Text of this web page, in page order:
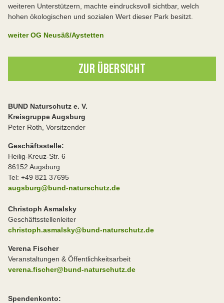
weiteren Unterstützern, machte eindrucksvoll sichtbar, welch
hohen ökologischen und sozialen Wert dieser Park besitzt.
weiter OG Neusäß/Aystetten
ZUR ÜBERSICHT
BUND Naturschutz e. V.
Kreisgruppe Augsburg
Peter Roth, Vorsitzender
Geschäftsstelle:
Heilig-Kreuz-Str. 6
86152 Augsburg
Tel: +49 821 37695
augsburg@bund-naturschutz.de
Christoph Asmalsky
Geschäftsstellenleiter
christoph.asmalsky@bund-naturschutz.de
Verena Fischer
Veranstaltungen & Öffentlichkeitsarbeit
verena.fischer@bund-naturschutz.de
Spendenkonto: